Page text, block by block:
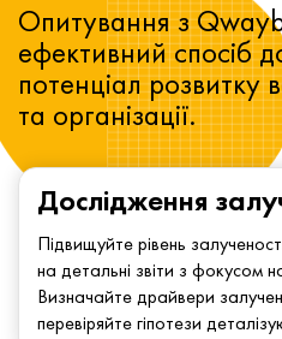
Дослідження
Підвищуйте рівень
на детальні звіти з фокусом
Визначайте драйвери
перевіряйте гіпотези
Опитування з
ефективний спосіб
потенціал розвитку
та організації.